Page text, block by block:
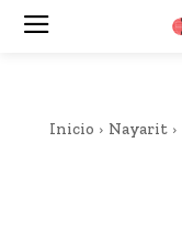
Inicio Nayarit